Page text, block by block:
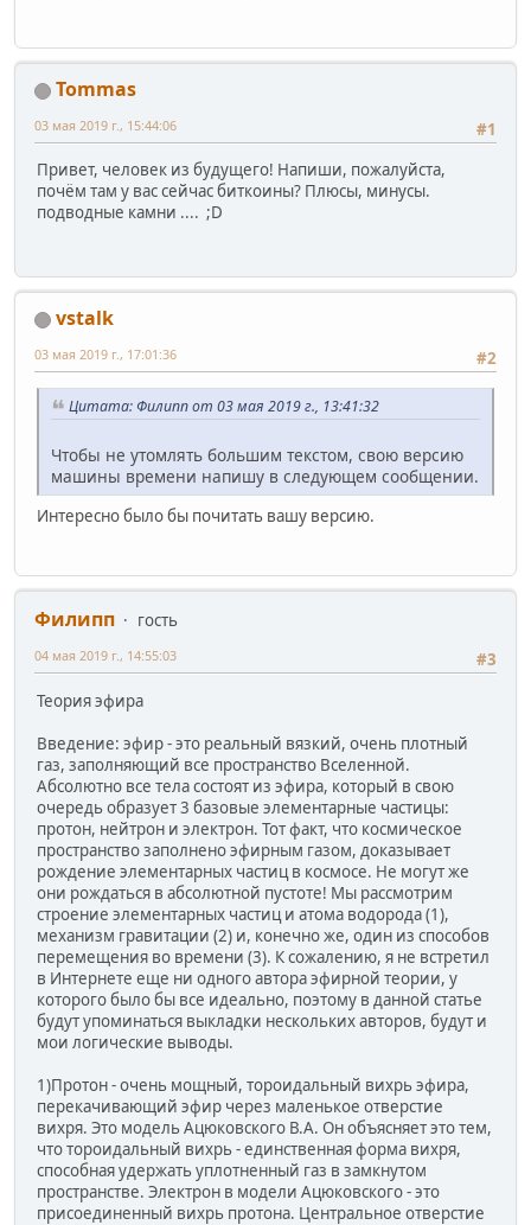
Tommas
#1
03 мая 2019 г., 15:44:06
Привет, человек из будущего! Напиши, пожалуйста,
почём там у вас сейчас биткоины? Плюсы, минусы.
подводные камни .... ;D
vstalk
#2
03 мая 2019 г., 17:01:36
Цитата: Филипп от 03 мая 2019 г., 13:41:32
Чтобы не утомлять большим текстом, свою версию
машины времени напишу в следующем сообщении.
Интересно было бы почитать вашу версию.
Филипп
гость
#3
04 мая 2019 г., 14:55:03
Теория эфира
Введение: эфир - это реальный вязкий, очень плотный
газ, заполняющий все пространство Вселенной.
Абсолютно все тела состоят из эфира, который в свою
очередь образует 3 базовые элементарные частицы:
протон, нейтрон и электрон. Тот факт, что космическое
пространство заполнено эфирным газом, доказывает
рождение элементарных частиц в космосе. Не могут же
они рождаться в абсолютной пустоте! Мы рассмотрим
строение элементарных частиц и атома водорода (1),
механизм гравитации (2) и, конечно же, один из способов
перемещения во времени (3). К сожалению, я не встретил
в Интернете еще ни одного автора эфирной теории, у
которого было бы все идеально, поэтому в данной статье
будут упоминаться выкладки нескольких авторов, будут и
мои логические выводы.
1)Протон - очень мощный, тороидальный вихрь эфира,
перекачивающий эфир через маленькое отверстие
вихря. Это модель Ацюковского В.А. Он объясняет это тем,
что тороидальный вихрь - единственная форма вихря,
способная удержать уплотненный газ в замкнутом
пространстве. Электрон в модели Ацюковского - это
присоединенный вихрь протона. Центральное отверстие